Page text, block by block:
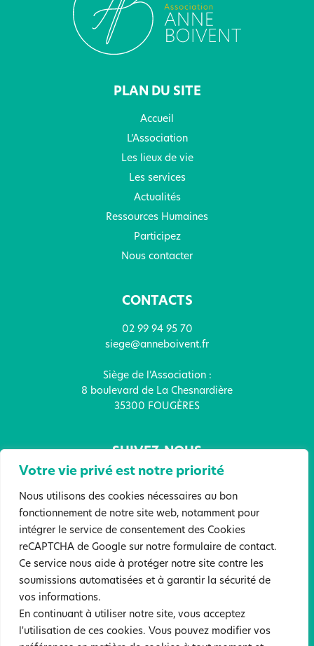
Votre vie privé est notre priorité
Nous utilisons des cookies nécessaires au bon
fonctionnement de notre site web, notamment pour
intégrer le service de consentement des Cookies
reCAPTCHA de Google sur notre formulaire de contact.
Ce service nous aide à protéger notre site contre les
soumissions automatisées et à garantir la sécurité de
vos informations.
En continuant à utiliser notre site, vous acceptez
l'utilisation de ces cookies. Vous pouvez modifier vos
PLAN DU SITE
Accueil
L’Association
Les lieux de vie
Les services
Actualités
Ressources Humaines
Participez
Nous contacter
CONTACTS
02 99 94 95 70
siege@anneboivent.fr
Siège de l’Association :
8 boulevard de La Chesnardière
35300 FOUGÈRES
SUIVEZ-NOUS
FAITES UN DON !
Mentions légales
Sites partenaires